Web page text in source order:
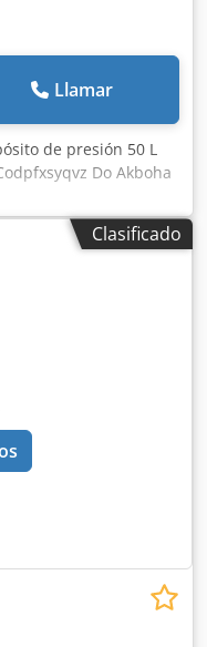
Llamar
de presión 50 L
Do Akboha
de trabajo 330 bar
N2 Los datos técnicos
operador y, por tanto,
espacio de
de 70 t Más de 10.000
está interesado en
o su empresa, por
en nuestro sitio
previa. Esperamos su
Clasificado